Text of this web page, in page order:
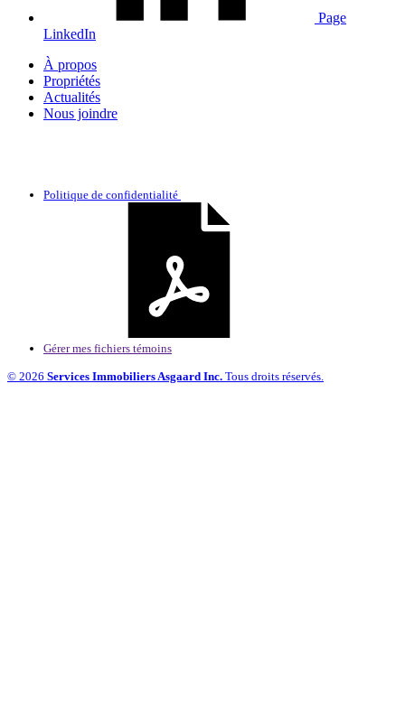
Page
LinkedIn
À propos
Propriétés
Actualités
Nous joindre
Politique de confidentialité
Gérer mes fichiers témoins
© 2026 Services Immobiliers Asgaard Inc. Tous droits réservés.